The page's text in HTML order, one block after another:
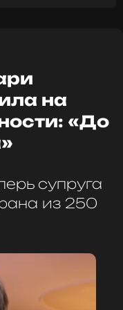
на
«До
супруга
из 250